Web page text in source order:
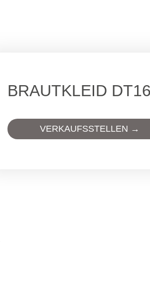
BRAUTKLEID
VERKAUFSSTELLEN →